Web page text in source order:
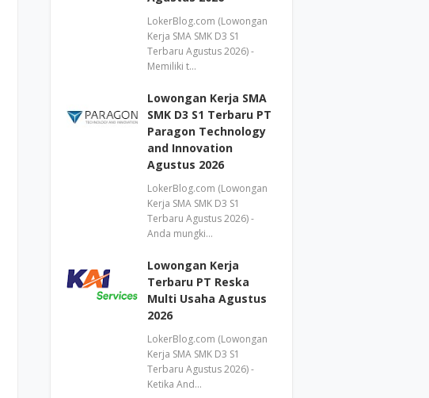
LokerBlog.com (Lowongan
Kerja SMA SMK D3 S1
Terbaru Agustus 2026) -
Memiliki t…
Lowongan Kerja SMA
SMK D3 S1 Terbaru PT
Paragon Technology
and Innovation
Agustus 2026
LokerBlog.com (Lowongan
Kerja SMA SMK D3 S1
Terbaru Agustus 2026) -
Anda mungki…
Lowongan Kerja
Terbaru PT Reska
Multi Usaha Agustus
2026
LokerBlog.com (Lowongan
Kerja SMA SMK D3 S1
Terbaru Agustus 2026) -
Ketika And…